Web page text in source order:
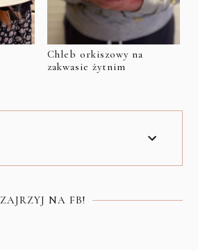
Chleb orkiszowy na
zakwasie żytnim
ZAJRZYJ NA FB!